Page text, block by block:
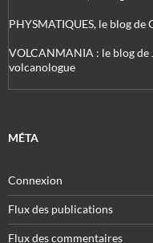
PHYSMATIQUES, le blog
VOLCANMANIA : le blog de
volcanologue
MÉTA
Connexion
Flux des publications
Flux des commentaires